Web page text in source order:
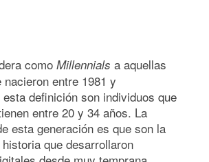
como Millennials a aquellas
nacieron entre 1981 y
esta definición son individuos que
entre 20 y 34 años. La
esta generación es que son la
que desarrollaron